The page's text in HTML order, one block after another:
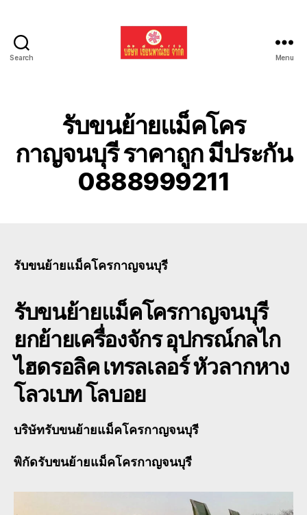
Search
แบค
โฮ
ทั่ว
ประเทศ.com
Menu
รับขนย้ายแม็คโคร
กาญจนบุรี ราคาถูก มีประกัน
0888999211
รับขนย้ายแม็คโครกาญจนบุรี
รับขนย้ายแม็คโครกาญจนบุรี
ยกย้ายเครื่องจักร อุปกรณ์กลไก
ไฮดรอลิค เทรลเลอร์ หัวลากหาง
โลวเบท โลบอย
บริษัทรับขนย้ายแม็คโครกาญจนบุรี
พิกัดรับขนย้ายแม็คโครกาญจนบุรี